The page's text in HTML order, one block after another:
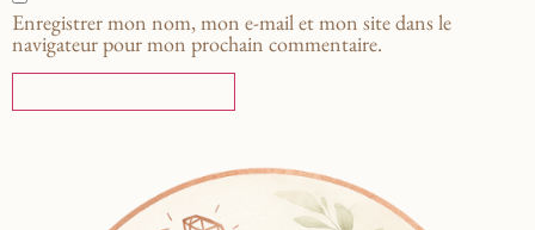
Enregistrer mon nom, mon e-mail et mon site dans le
navigateur pour mon prochain commentaire.